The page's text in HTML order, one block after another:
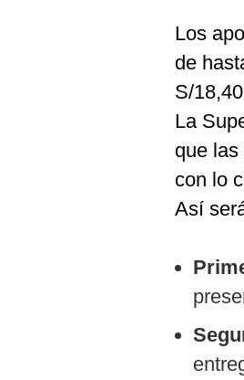
Los
de
S/
La
que
con lo
Así